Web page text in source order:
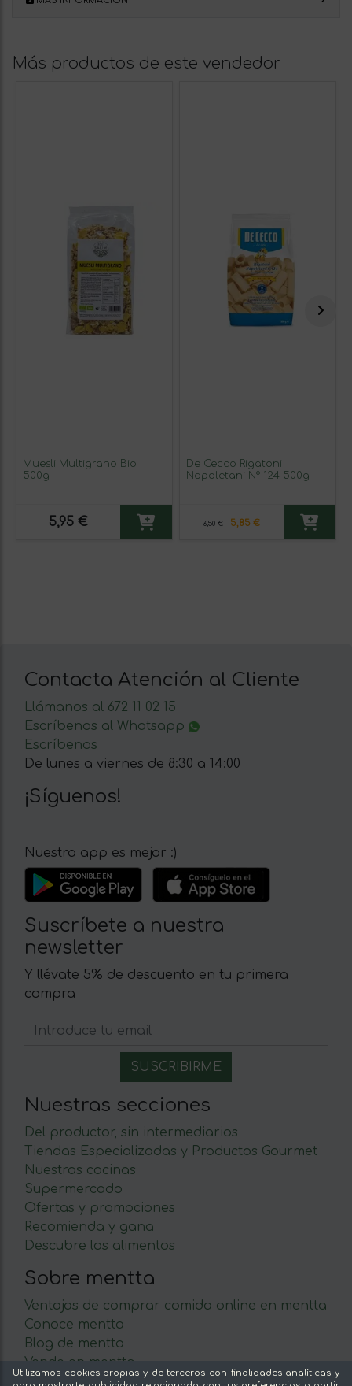
Más productos de este vendedor
Muesli Multigrano Bio
500g
5,95 €
De Cecco Rigatoni
Napoletani N° 124 500g
6,50 € 5,85 €
Contacta Atención al Cliente
Llámanos al 672 11 02 15
Escríbenos al Whatsapp
Escríbenos
De lunes a viernes de 8:30 a 14:00
¡Síguenos!
Nuestra app es mejor :)
Suscríbete a nuestra
newsletter
Y llévate 5% de descuento en tu primera
compra
Nuestras secciones
Del productor, sin intermediarios
Tiendas Especializadas y Productos Gourmet
Nuestras cocinas
Supermercado
Ofertas y promociones
Recomienda y gana
Descubre los alimentos
Sobre mentta
Ventajas de comprar comida online en mentta
Conoce mentta
Blog de mentta
Vende en mentta
Fidelización
Utilizamos cookies propias y de terceros con finalidades analíticas y